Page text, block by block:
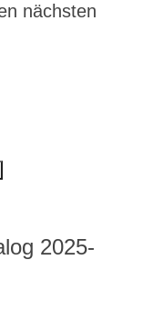
nächsten
2025-